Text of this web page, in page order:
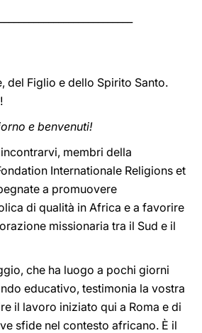
del Figlio e dello Spirito Santo.
e benvenuti!
membri della
Internationale Religions et
a promuovere
di qualità in Africa e a favorire
missionaria tra il Sud e il
che ha luogo a pochi giorni
educativo, testimonia la vostra
il lavoro iniziato qui a Roma e di
sfide nel contesto africano. È il